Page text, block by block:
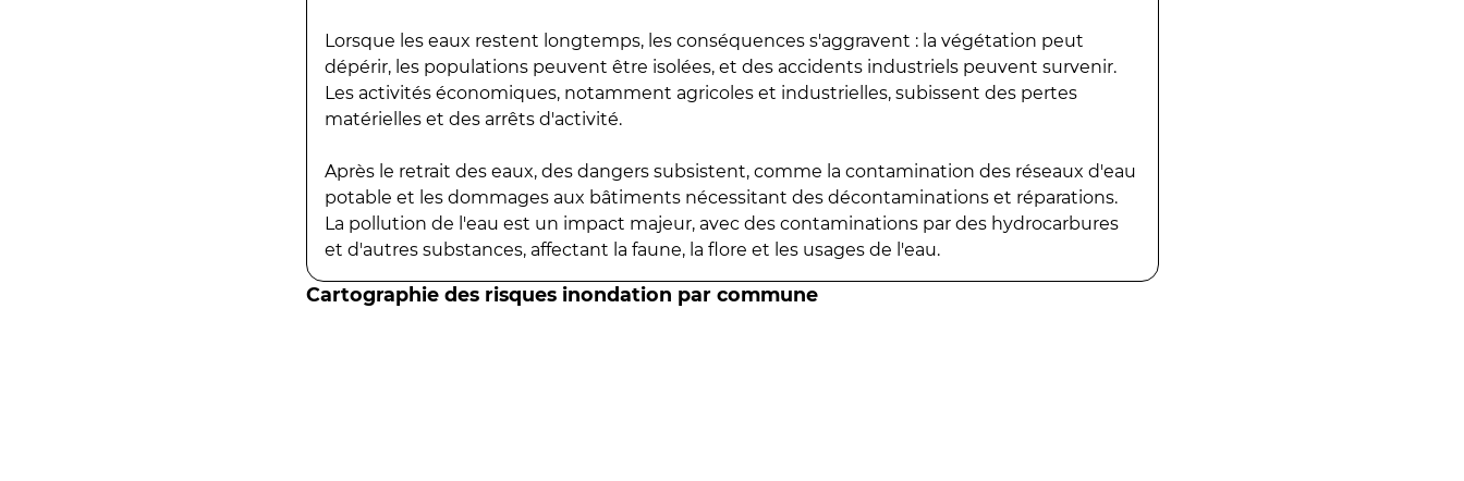
Lorsque les eaux restent longtemps, les conséquences s'aggravent : la végétation peut
dépérir, les populations peuvent être isolées, et des accidents industriels peuvent survenir.
Les activités économiques, notamment agricoles et industrielles, subissent des pertes
matérielles et des arrêts d'activité.
Après le retrait des eaux, des dangers subsistent, comme la contamination des réseaux d'eau
potable et les dommages aux bâtiments nécessitant des décontaminations et réparations.
La pollution de l'eau est un impact majeur, avec des contaminations par des hydrocarbures
et d'autres substances, affectant la faune, la flore et les usages de l'eau.
Cartographie des risques inondation par commune